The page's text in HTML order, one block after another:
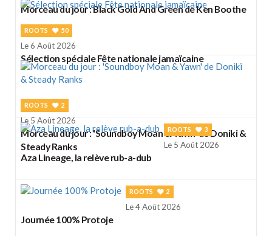
Morceau du jour : Black Gold And Green de Ken Boothe
ROOTS 50
Le 6 Août 2026
Sélection spéciale Fête nationale jamaïcaine
ROOTS 2
Le 5 Août 2026
Morceau du jour : 'Soundboy Moan & Yawn' de Doniki &
Steady Ranks
ROOTS 3
Le 5 Août 2026
Aza Lineage, la relève rub-a-dub
ROOTS 2
Le 4 Août 2026
Journée 100% Protoje